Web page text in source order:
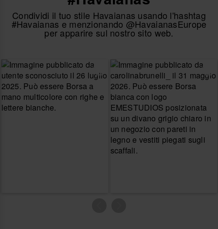
Condividi il tuo stile Havaianas usando l'hashtag
#Havaianas e menzionando @HavaianasEurope
per apparire sul nostro sito web.